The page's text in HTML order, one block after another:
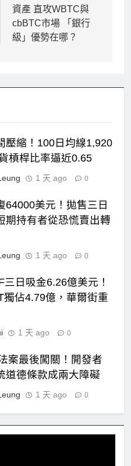
資產 直攻WBTC與
cbBTC市場 「銀行
級」優勢在哪？
壓縮！100日均線1,920
槓桿比率逼近0.65
1 天 ago 0
64000美元！拋售三日
期持有者從恐慌賣出轉
1 天 ago 0
三日吸金6.26億美元！
獨佔4.79億，華爾街重
1 天 ago 0
案最後闖關！開發者
道德條款成兩大障礙
1 天 ago 0